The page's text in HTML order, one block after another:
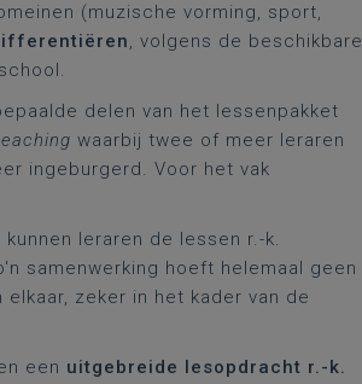
(muzische vorming, sport,
, volgens de beschikbare
delen van het lessenpakket
waarbij twee of meer leraren
ingeburgerd. Voor het vak
leraren de lessen r.-k.
samenwerking hoeft helemaal geen
elkaar, zeker in het kader van de
een uitgebreide lesopdracht r.-k.